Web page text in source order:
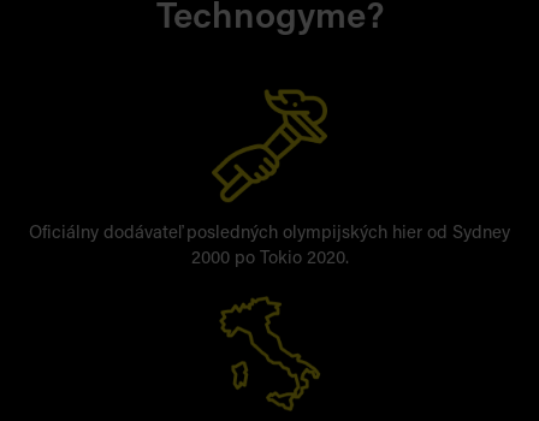
Technogyme?
Oficiálny dodávateľ posledných olympijských hier od Sydney
2000 po Tokio 2020.